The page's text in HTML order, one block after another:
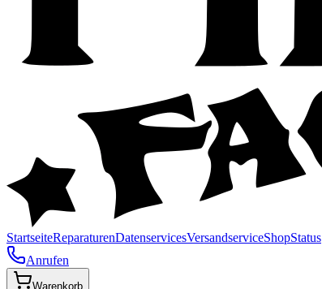
StartseiteReparaturenDatenservicesVersandserviceShopStatus
Anrufen
Warenkorb